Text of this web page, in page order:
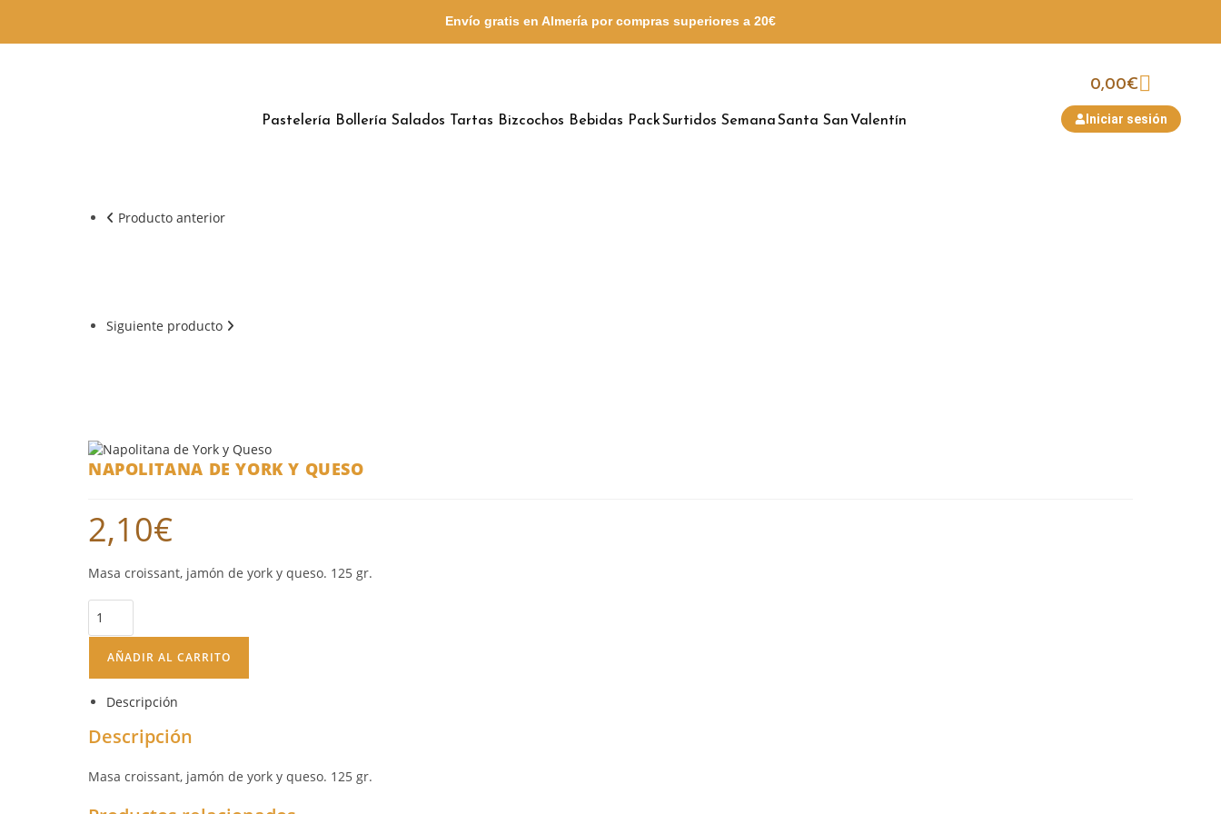
Envío gratis en Almería por compras superiores a 20€
Pastelería Bollería Salados Tartas Bizcochos Bebidas Pack Surtidos Semana Santa San Valentín
0,00€
Iniciar sesión
Producto anterior
Siguiente producto
NAPOLITANA DE YORK Y QUESO
2,10€
Masa croissant, jamón de york y queso. 125 gr.
AÑADIR AL CARRITO
Descripción
Descripción
Masa croissant, jamón de york y queso. 125 gr.